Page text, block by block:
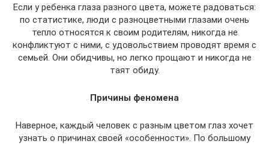
Если у ребенка глаза разного цвета, можете радоваться:
по статистике, люди с разноцветными глазами очень
тепло относятся к своим родителям, никогда не
конфликтуют с ними, с удовольствием проводят время с
семьей. Они обидчивы, но легко прощают и никогда не
таят обиду.
Причины феномена
Наверное, каждый человек с разным цветом глаз хочет
узнать о причинах своей «особенности». По большому